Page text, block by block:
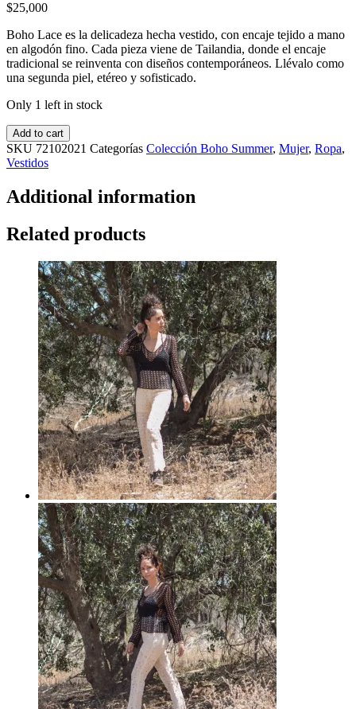
$25,000
Boho Lace es la delicadeza hecha vestido, con encaje tejido a mano
en algodón fino. Cada pieza viene de Tailandia, donde el encaje
tradicional se reinventa con diseños contemporáneos. Llévalo como
una segunda piel, etéreo y sofisticado.
Only 1 left in stock
Add to cart
SKU 72102021 Categorías Colección Boho Summer, Mujer, Ropa,
Vestidos
Additional information
Related products